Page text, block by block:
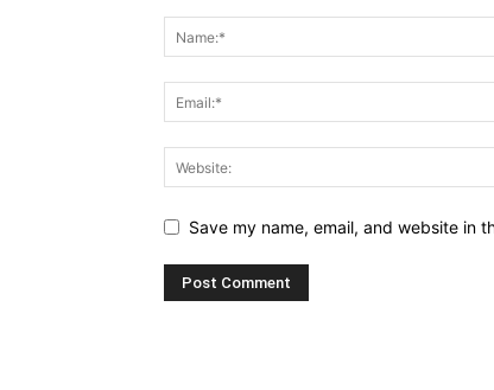
Save my name, email, and website in